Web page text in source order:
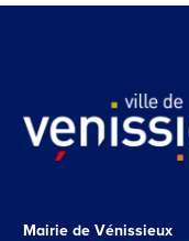
Mairie de Vénissieux